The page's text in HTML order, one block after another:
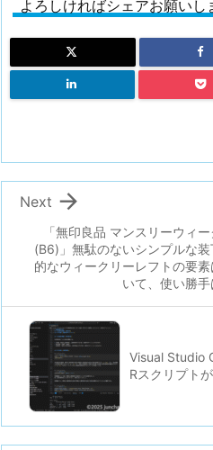
よろしければシェアお願いし
「無印良品 マンスリーウィ
(B6)」無駄のないシンプルな
的なウィークリーレフトの要素
いて、使い勝手

Next
Visual Studio
Rスクリプト